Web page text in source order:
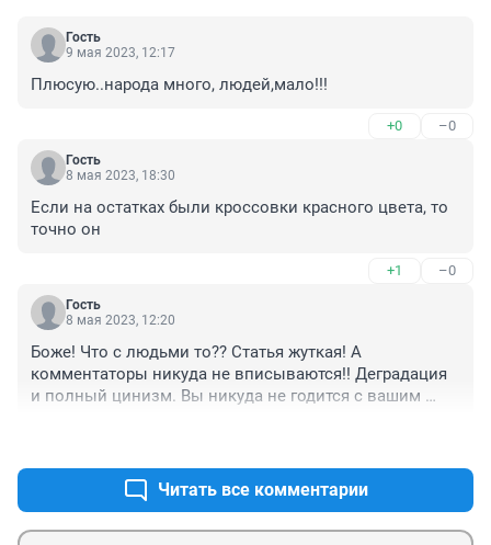
Гость
9 мая 2023, 12:17
Плюсую..народа много, людей,мало!!!
+0 –0
Гость
8 мая 2023, 18:30
Если на остатках были кроссовки красного цвета, то
точно он
+1 –0
Гость
8 мая 2023, 12:20
Боже! Что с людьми то?? Статья жуткая! А
комментаторы никуда не вписываются!! Деградация
и полный цинизм. Вы никуда не годится с вашим
Читать все комментарии